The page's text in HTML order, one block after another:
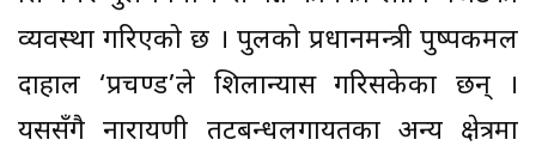
व्यवस्था गरिएको छ । पुलको प्रधानमन्त्री पुष्पकमल
दाहाल ‘प्रचण्ड’ले शिलान्यास गरिसकेका छन् ।
यससँगै नारायणी तटबन्धलगायतका अन्य क्षेत्रमा